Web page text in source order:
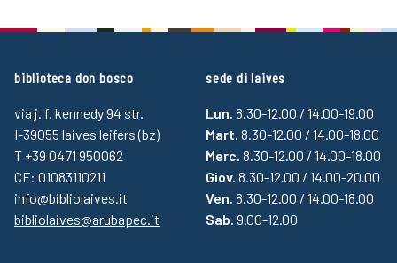
biblioteca don bosco
via j. f. kennedy 94 str.
I-39055 laives leifers (bz)
T +39 0471 950062
CF: 01083110211
info@bibliolaives.it
bibliolaives@arubapec.it
sede di laives
Lun. 8.30-12.00 / 14.00-19.00
Mart. 8.30-12.00 / 14.00-18.00
Merc. 8.30-12.00 / 14.00-18.00
Giov. 8.30-12.00 / 14.00-20.00
Ven. 8.30-12.00 / 14.00-18.00
Sab. 9.00-12.00